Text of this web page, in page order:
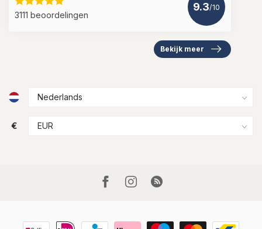
3111 beoordelingen
9.3/10
Bekijk meer
€